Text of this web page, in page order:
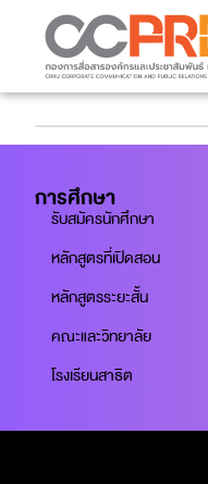
การศึกษา
รับสมัครนักศึกษา
หลักสูตรที่เปิดสอน
หลักสูตรระยะสั้น
คณะและวิทยาลัย
โรงเรียนสาธิต